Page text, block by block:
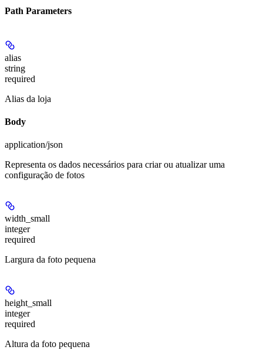
Path Parameters
alias
string
required
Alias da loja
Body
application/json
Representa os dados necessários para criar ou atualizar uma
configuração de fotos
width_small
integer
required
Largura da foto pequena
height_small
integer
required
Altura da foto pequena